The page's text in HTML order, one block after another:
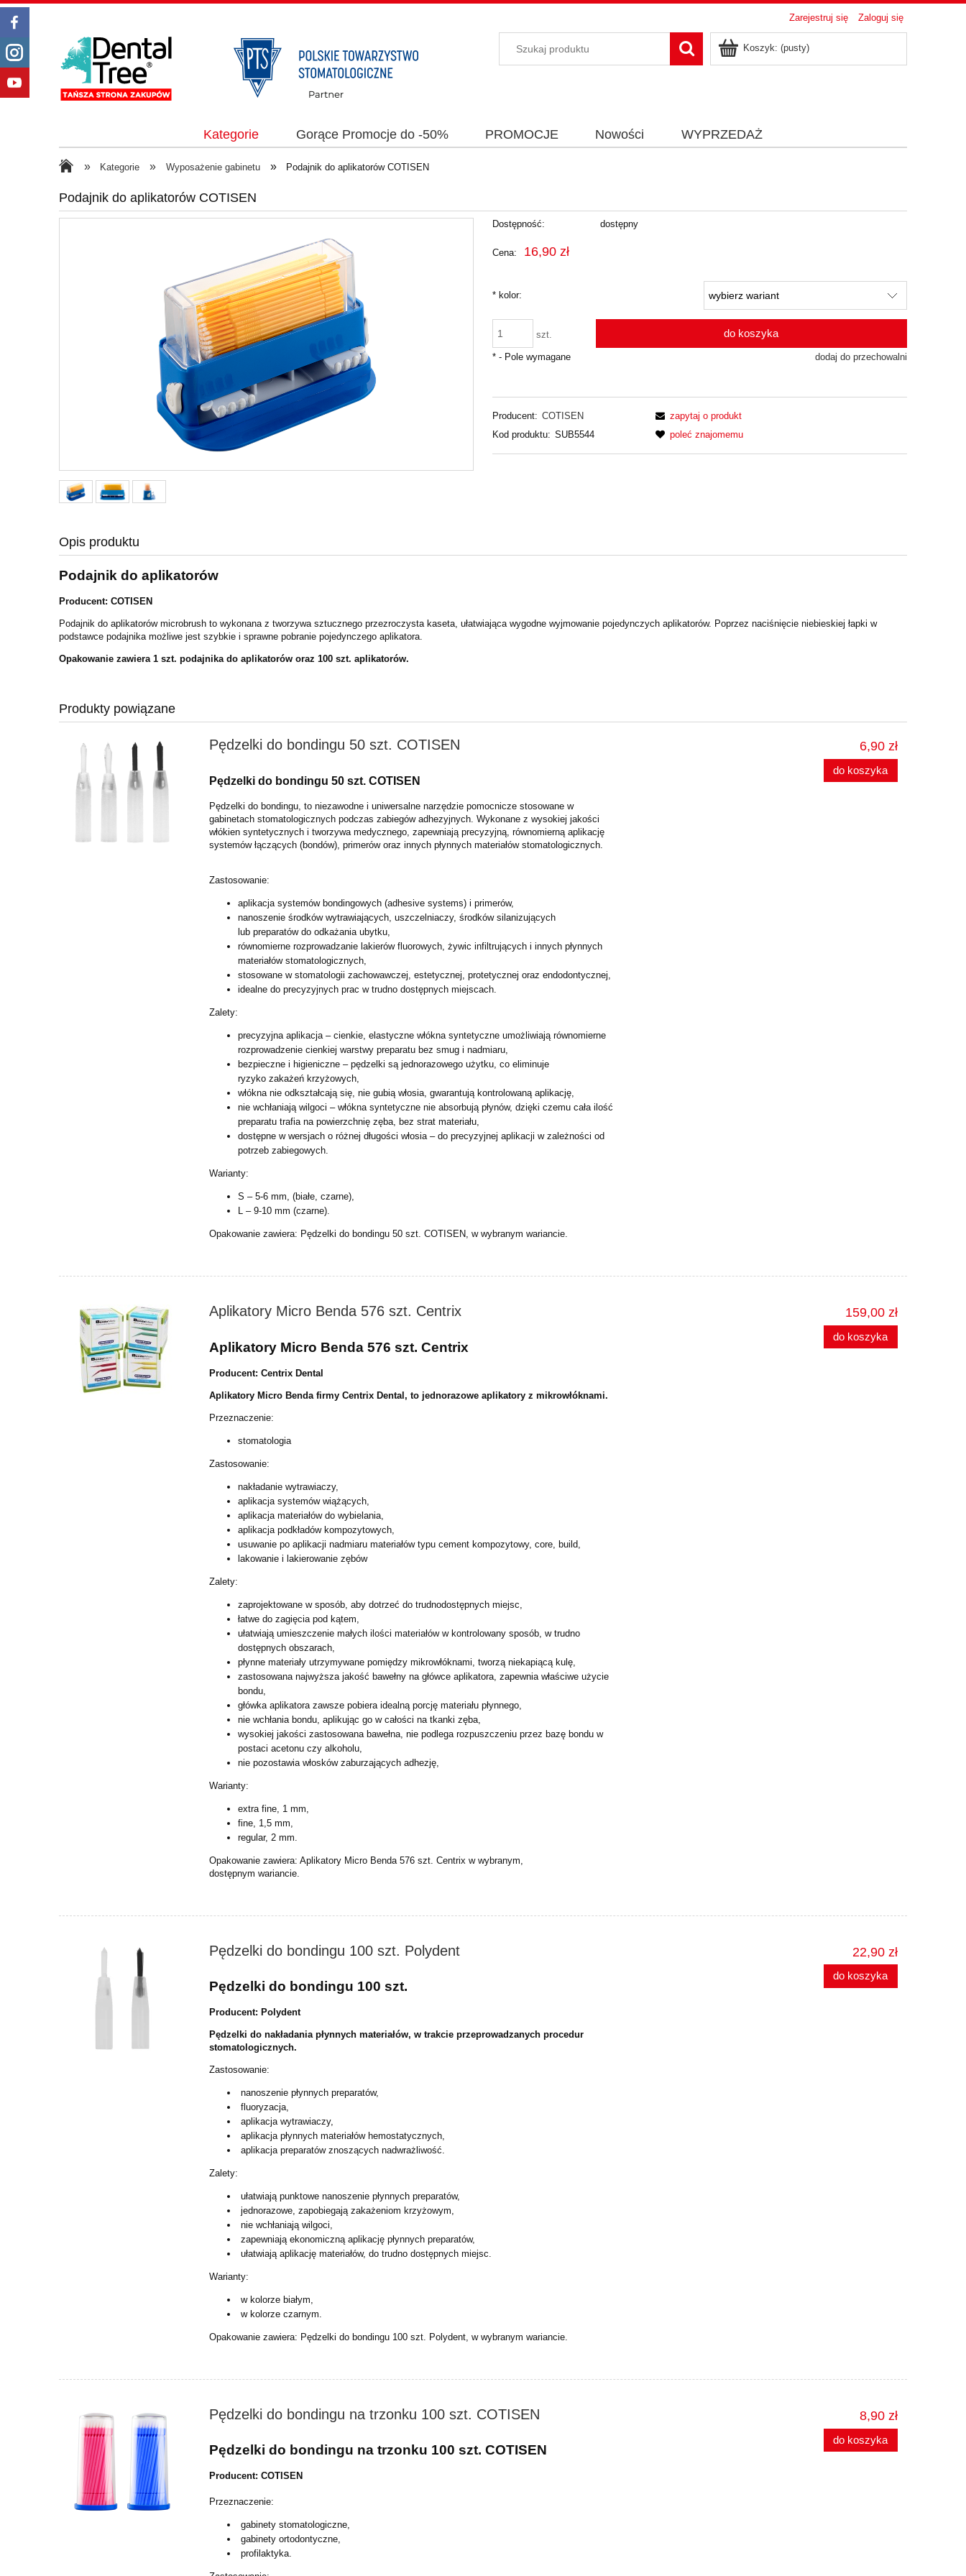
Zarejestruj się Zaloguj się
Koszyk: (pusty)
Kategorie Gorące Promocje do -50% PROMOCJE Nowości WYPRZEDAŻ
» Kategorie » Wyposażenie gabinetu » Podajnik do aplikatorów COTISEN
Podajnik do aplikatorów COTISEN
Dostępność: dostępny
Cena: 16,90 zł
*kolor:
szt. do koszyka
dodaj do przechowalni
*- Pole wymagane
Producent: COTISEN
Kod produktu: SUB5544
zapytaj o produkt
poleć znajomemu
Opis produktu
Podajnik do aplikatorów
Producent: COTISEN
Podajnik do aplikatorów microbrush to wykonana z tworzywa sztucznego przezroczysta kaseta, ułatwiająca wygodne wyjmowanie pojedynczych aplikatorów. Poprzez naciśnięcie niebieskiej łapki w
podstawce podajnika możliwe jest szybkie i sprawne pobranie pojedynczego aplikatora.
Opakowanie zawiera 1 szt. podajnika do aplikatorów oraz 100 szt. aplikatorów.
Produkty powiązane
Pędzelki do bondingu 50 szt. COTISEN
Pędzelki do bondingu 50 szt. COTISEN
Pędzelki do bondingu, to niezawodne i uniwersalne narzędzie pomocniczestosowane w
gabinetach stomatologicznych podczas zabiegów adhezyjnych.Wykonane z wysokiej jakości
włókien syntetycznych i tworzywa medycznego,zapewniają precyzyjną, równomierną aplikację
systemów łączących (bondów),primerów oraz innych płynnych materiałów stomatologicznych.
Zastosowanie:
aplikacja systemów bondingowych (adhesive systems) i primerów,
nanoszenie środków wytrawiających, uszczelniaczy, środków silanizujących
lubpreparatów do odkażania ubytku,
równomierne rozprowadzanie lakierów fluorowych, żywic infiltrujących i innychpłynnych
materiałów stomatologicznych,
stosowane w stomatologii zachowawczej, estetycznej, protetycznej orazendodontycznej,
idealne do precyzyjnych prac w trudno dostępnych miejscach.
Zalety:
precyzyjna aplikacja – cienkie, elastyczne włókna syntetyczne umożliwiająrównomierne
rozprowadzenie cienkiej warstwy preparatu bez smug i nadmiaru,
bezpieczne i higieniczne – pędzelki są jednorazowego użytku, co eliminuje
ryzykozakażeń krzyżowych,
włókna nie odkształcają się, nie gubią włosia, gwarantują kontrolowaną aplikację,
nie wchłaniają wilgoci – włókna syntetyczne nie absorbują płynów, dzięki czemucała ilość
preparatu trafia na powierzchnię zęba, bez strat materiału,
dostępne w wersjach o różnej długości włosia – do precyzyjnej aplikacji wzależności od
potrzeb zabiegowych.
Warianty:
S – 5-6 mm, (białe, czarne),
L – 9-10 mm (czarne).
Opakowanie zawiera: Pędzelki do bondingu 50 szt. COTISEN, w wybranym wariancie.
6,90 zł
do koszyka
Aplikatory Micro Benda 576 szt. Centrix
Aplikatory Micro Benda 576 szt. Centrix
Producent: Centrix Dental
Aplikatory Micro Benda firmy Centrix Dental, to jednorazowe aplikatory z mikrowłóknami.
Przeznaczenie:
stomatologia
Zastosowanie:
nakładanie wytrawiaczy,
aplikacja systemów wiążących,
aplikacja materiałów do wybielania,
aplikacja podkładów kompozytowych,
usuwanie po aplikacji nadmiaru materiałów typu cement kompozytowy, core,build,
lakowanie i lakierowanie zębów
Zalety:
zaprojektowane w sposób, aby dotrzeć do trudnodostępnych miejsc,
łatwe do zagięcia pod kątem,
ułatwiają umieszczenie małych ilości materiałów w kontrolowany sposób, wtrudno
dostępnych obszarach,
płynne materiały utrzymywane pomiędzy mikrowłóknami, tworzą niekapiącą kulę,
zastosowana najwyższa jakość bawełny na główce aplikatora, zapewnia właściweużycie
bondu,
główka aplikatora zawsze pobiera idealną porcję materiału płynnego,
nie wchłania bondu, aplikując go w całości na tkanki zęba,
wysokiej jakości zastosowana bawełna, nie podlega rozpuszczeniu przez bazębondu w
postaci acetonu czy alkoholu,
nie pozostawia włosków zaburzających adhezję,
Warianty:
extra fine, 1 mm,
fine, 1,5 mm,
regular, 2 mm.
Opakowanie zawiera: Aplikatory Micro Benda 576 szt. Centrix w wybranym,
dostępnymwariancie.
159,00 zł
do koszyka
Pędzelki do bondingu 100 szt. Polydent
Pędzelki do bondingu 100 szt.
Producent: Polydent
Pędzelki do nakładania płynnych materiałów, w trakcie przeprowadzanych procedur
stomatologicznych.
Zastosowanie:
nanoszenie płynnych preparatów,
fluoryzacja,
aplikacja wytrawiaczy,
aplikacja płynnych materiałów hemostatycznych,
aplikacja preparatów znoszących nadwrażliwość.
Zalety:
ułatwiają punktowe nanoszenie płynnych preparatów,
jednorazowe, zapobiegają zakażeniom krzyżowym,
nie wchłaniają wilgoci,
zapewniają ekonomiczną aplikację płynnych preparatów,
ułatwiają aplikację materiałów, do trudno dostępnych miejsc.
Warianty:
w kolorze białym,
w kolorze czarnym.
Opakowanie zawiera: Pędzelki do bondingu 100 szt. Polydent, w wybranym wariancie.
22,90 zł
do koszyka
Pędzelki do bondingu na trzonku 100 szt. COTISEN
Pędzelki do bondingu na trzonku 100 szt. COTISEN
Producent: COTISEN
Przeznaczenie:
gabinety stomatologiczne,
gabinety ortodontyczne,
profilaktyka.
8,90 zł
do koszyka